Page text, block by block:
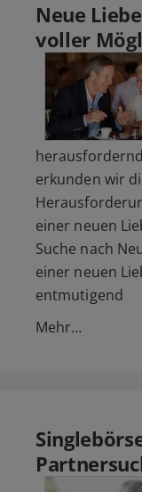
Neue
voller
erkunden wir
einer neuen
Suche nach
einer neuen
entmutigend
Mehr…